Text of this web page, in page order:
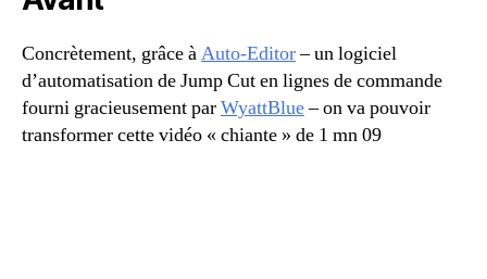
Concrètement, grâce àAuto-Editor– un logiciel
d’automatisation de Jump Cut en lignes de commande
fourni gracieusement parWyattBlue– on va pouvoir
transformer cette vidéo « chiante » de 1 mn 09